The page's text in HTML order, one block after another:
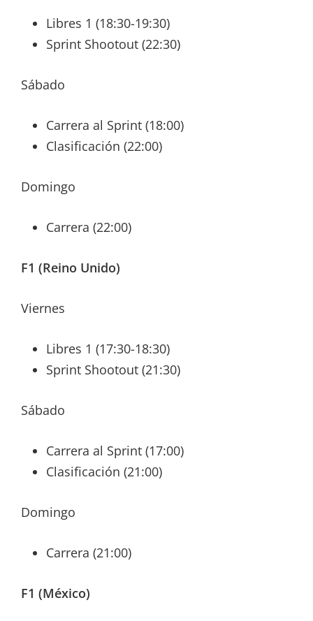
Libres 1 (18:30-19:30)
Sprint Shootout (22:30)
Sábado
Carrera al Sprint (18:00)
Clasificación (22:00)
Domingo
Carrera (22:00)
F1 (Reino Unido)
Viernes
Libres 1 (17:30-18:30)
Sprint Shootout (21:30)
Sábado
Carrera al Sprint (17:00)
Clasificación (21:00)
Domingo
Carrera (21:00)
F1 (México)